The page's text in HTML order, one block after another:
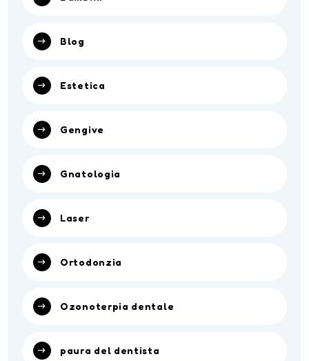
Blog
Estetica
Gengive
Gnatologia
Laser
Ortodonzia
Ozonoterpia dentale
paura del dentista